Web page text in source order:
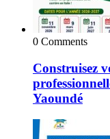
0 Comments
Construisez
Yaoundé